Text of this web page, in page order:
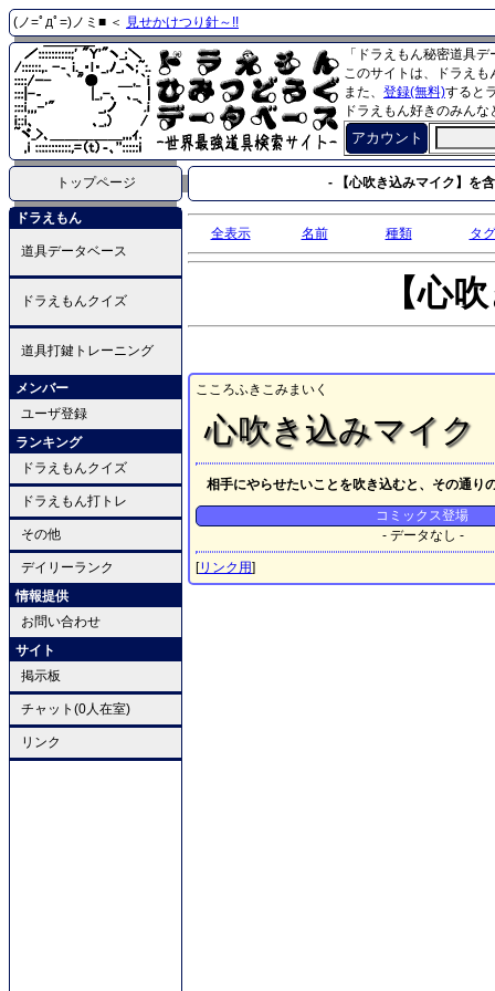
(ノ=ﾟдﾟ=)ノミ■ ＜ 見せかけつり針～!!
「ドラえもん秘密道具
このサイトは、ドラえ
また、 登録(無料)すると
ドラえもん好きのみん
アカウント
トップページ - 【心吹き込みマイク】を
ドラえもん
道具データベース
ドラえもんクイズ
道具打鍵トレーニング
メンバー
ユーザ登録
ランキング
ドラえもんクイズ
ドラえもん打トレ
その他
デイリーランク
情報提供
お問い合わせ
サイト
掲示板
チャット(0人在室)
リンク
全表示 名前 種類 タグ
【心
こころふきこみまいく
心吹き込みマイク
相手にやらせたいことを吹き込むと、その通り
コミックス登場
- データなし -
[リンク用]